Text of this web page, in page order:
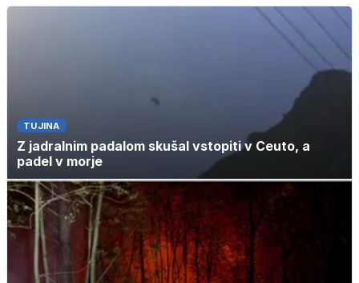
TUJINA
Z jadralnim padalom skušal vstopiti v Ceuto, a
padel v morje